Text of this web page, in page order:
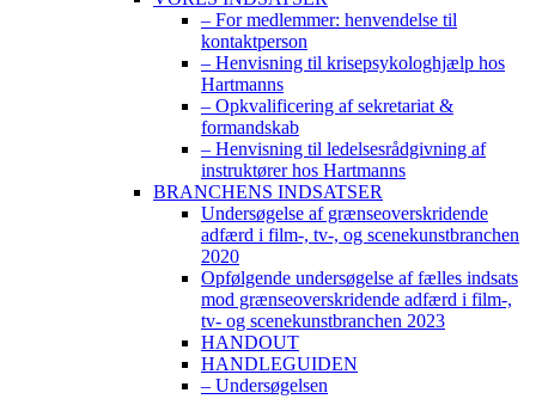
– For medlemmer: henvendelse til
kontaktperson
– Henvisning til krisepsykologhjælp hos
Hartmanns
– Opkvalificering af sekretariat &
formandskab
– Henvisning til ledelsesrådgivning af
instruktører hos Hartmanns
BRANCHENS INDSATSER
Undersøgelse af grænseoverskridende
adfærd i film-, tv-, og scenekunstbranchen
2020
Opfølgende undersøgelse af fælles indsats
mod grænseoverskridende adfærd i film-,
tv- og scenekunstbranchen 2023
HANDOUT
HANDLEGUIDEN
– Undersøgelsen